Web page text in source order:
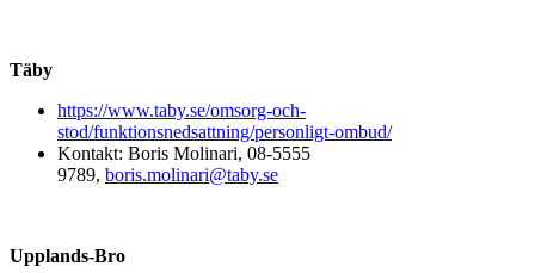
Täby
https://www.taby.se/omsorg-och-
stod/funktionsnedsattning/personligt-ombud/
Kontakt: Boris Molinari, 08-5555
9789, boris.molinari@taby.se
Upplands-Bro